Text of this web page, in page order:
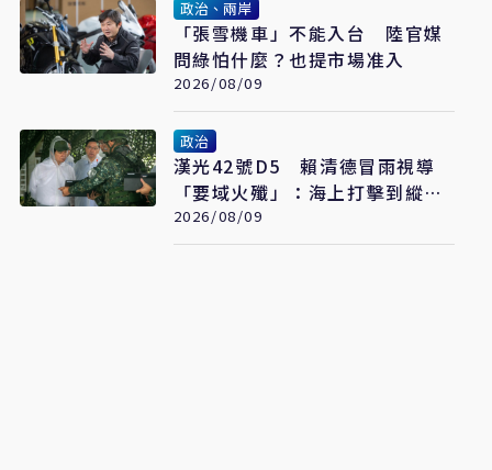
政治、兩岸
「張雪機車」不能入台 陸官媒
問綠怕什麼？也提市場准入
2026/08/09
政治
漢光42號D5 賴清德冒雨視導
「要域火殲」：海上打擊到縱深
防禦驗證整體戰力
2026/08/09